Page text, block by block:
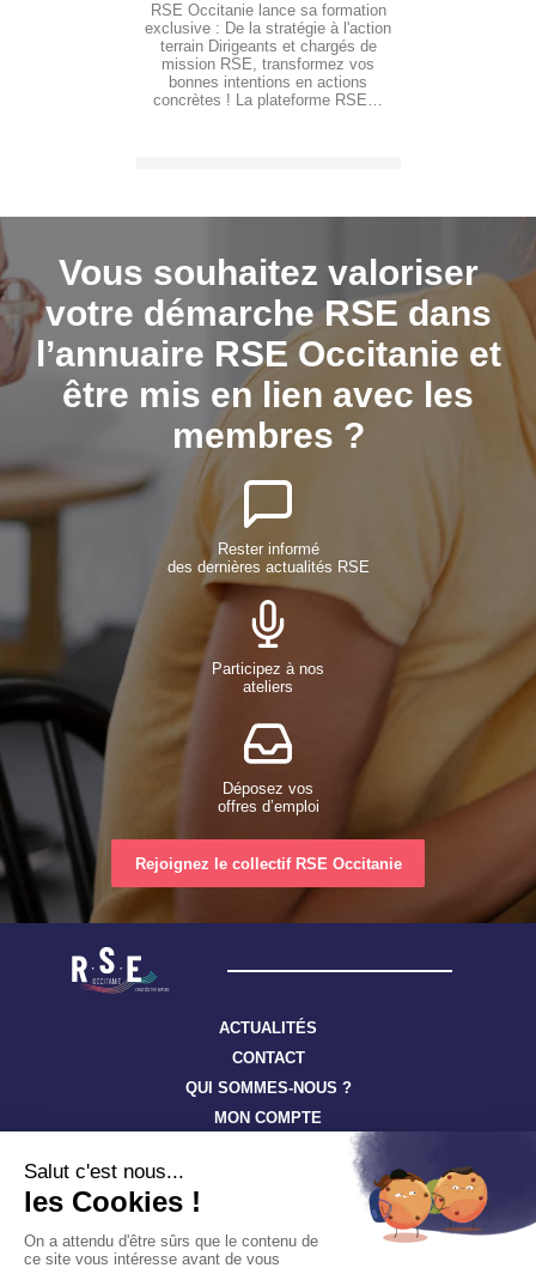
RSE Occitanie lance sa formation
exclusive : De la stratégie à l'action
terrain Dirigeants et chargés de
mission RSE, transformez vos
bonnes intentions en actions
concrètes ! La plateforme RSE…
Vous souhaitez valoriser
votre démarche RSE dans
l’annuaire RSE Occitanie et
être mis en lien avec les
membres ?
Rester informé
des dernières actualités RSE
Participez à nos
ateliers
Déposez vos
offres d’emploi
Rejoignez le collectif RSE Occitanie
ACTUALITÉS
CONTACT
QUI SOMMES-NOUS ?
MON COMPTE
Suivez toute l’actualité à travers nos newsletters
S'ABONNER